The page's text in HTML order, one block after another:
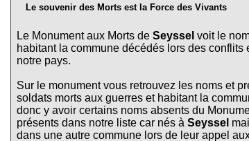
Le souvenir des Morts est la Force des Vivants
Le Monument aux Morts de Seyssel voit le
habitant la commune décédés lors des conflits
notre pays.
Sur le monument vous retrouvez les noms et
soldats morts aux guerres et habitant la
donc y avoir certains noms absents du
présents dans notre liste car nés à Seyssel
dans une autre commune lors de leur appel